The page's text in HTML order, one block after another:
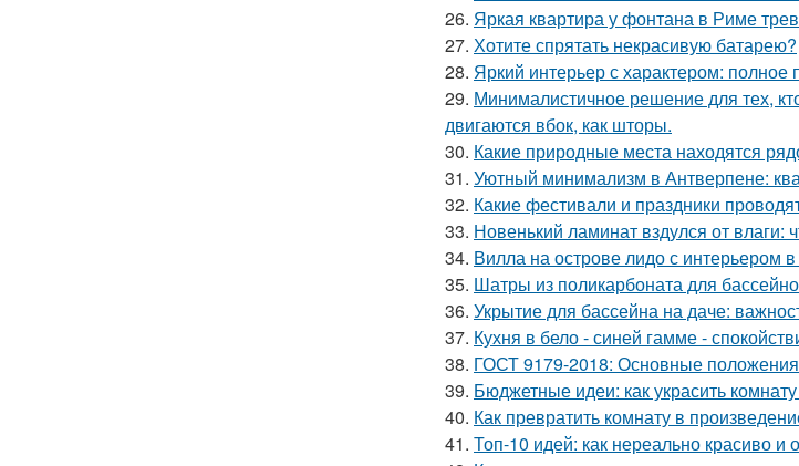
26. Яркая квартира у фонтана в Риме
27. Хотите спрятать некрасивую батарею?
28. Яркий интерьер с характером:
29. Минималистичное решение для тех,
двигаются вбок, как шторы.
30. Какие природные места находятся
31. Уютный минимализм в Антверпене:
32. Какие фестивали и праздники
33. Новенький ламинат вздулся от влаги:
34. Вилла на острове лидо с интерьером
35. Шатры из поликарбоната для
36. Укрытие для бассейна на даче:
37. Кухня в бело - синей гамме -
38. ГОСТ 9179-2018: Основные положения
39. Бюджетные идеи: как украсить
40. Как превратить комнату в
41. Топ-10 идей: как нереально красиво и